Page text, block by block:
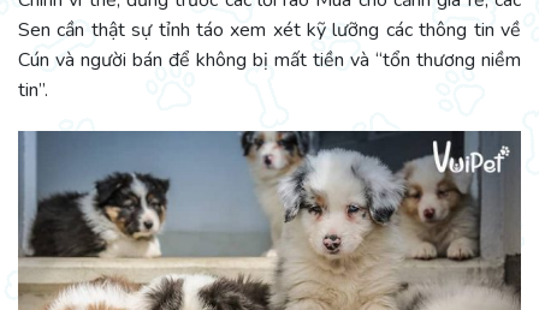
Sen cần thật sự tỉnh táo xem xét kỹ lưỡng các thông tin về
Cún và người bán để không bị mất tiền và “tổn thương niềm
tin”.